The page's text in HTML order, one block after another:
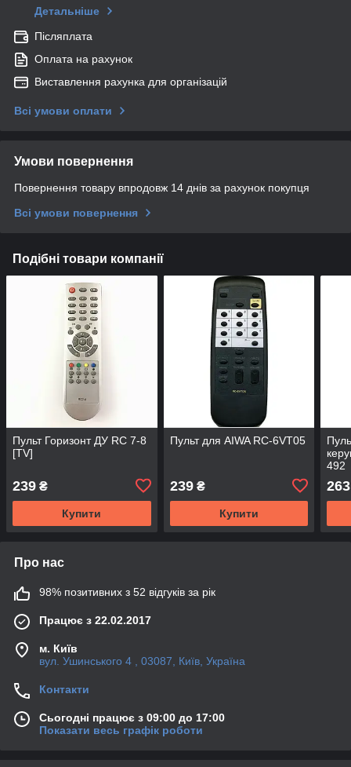
Детальніше
Післяплата
Оплата на рахунок
Виставлення рахунка для організацій
Всі умови оплати
Умови повернення
Повернення товару впродовж 14 днів за рахунок покупця
Всі умови повернення
Подібні товари компанії
Пульт Горизонт ДУ RC 7-8
[TV]
239 ₴
Купити
Пульт для AIWA RC-6VT05
239₴
Купити
492
263
Про нас
98% позитивних з 52 відгуків за рік
Працює з 22.02.2017
м. Київ
вул. Ушинського 4 , 03087, Київ, Україна
Контакти
Сьогодні працює з 09:00 до 17:00
Показати весь графік роботи